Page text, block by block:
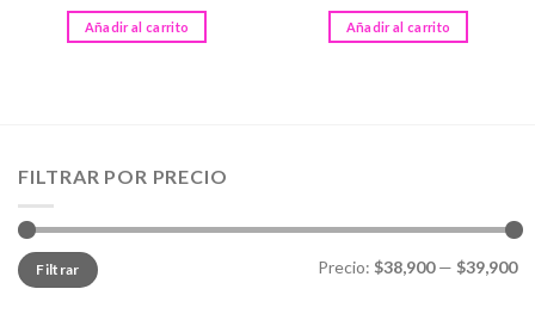
Añadir al carrito Añadir al carrito
FILTRAR POR PRECIO
Precio
mínimo
Precio
máximo
Filtrar Precio: $38,900— $39,900